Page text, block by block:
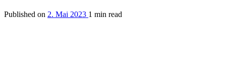
Published on 2. Mai 2023 1 min read